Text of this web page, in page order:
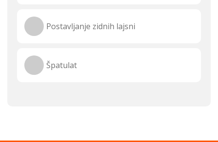
Postavljanje zidnih lajsni
Špatulat